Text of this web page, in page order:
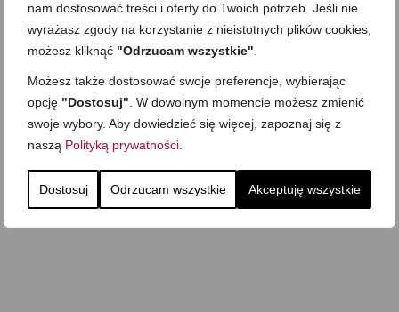
nam dostosować treści i oferty do Twoich potrzeb. Jeśli nie
wyrażasz zgody na korzystanie z nieistotnych plików cookies,
możesz kliknąć "Odrzucam wszystkie"
Możesz także dostosować swoje preferencje, wybierając
opcję "Dostosuj" . W dowolnym momencie możesz zmienić
swoje wybory. Aby dowiedzieć się więcej, zapoznaj się z
naszą Polityką prywatności
Dostosuj Odrzucam wszystkie Akceptuję wszystkie